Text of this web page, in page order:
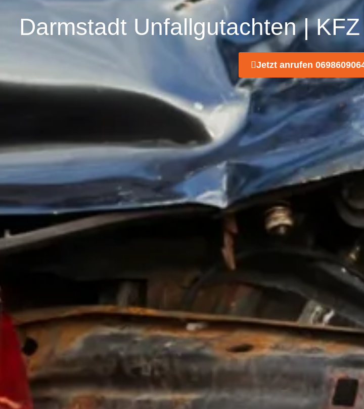
Darmstadt Unfallgutachten |
Jetzt anrufen